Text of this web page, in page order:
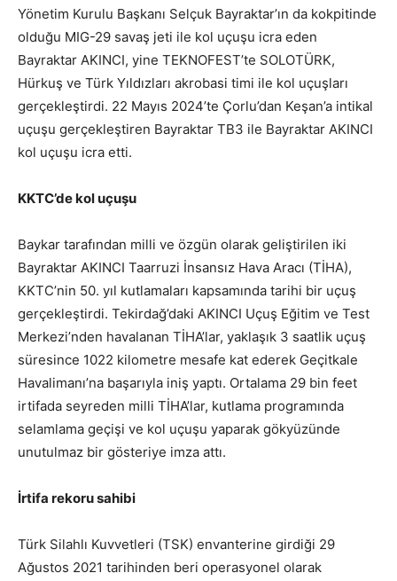
Yönetim Kurulu Başkanı Selçuk Bayraktar’ın da kokpitinde
olduğu MIG-29 savaş jeti ile kol uçuşu icra eden
Bayraktar AKINCI, yine TEKNOFEST’te SOLOTÜRK,
Hürkuş ve Türk Yıldızları akrobasi timi ile kol uçuşları
gerçekleştirdi. 22 Mayıs 2024’te Çorlu’dan Keşan’a intikal
uçuşu gerçekleştiren Bayraktar TB3 ile Bayraktar AKINCI
kol uçuşu icra etti.
KKTC’de kol uçuşu
Baykar tarafından milli ve özgün olarak geliştirilen iki
Bayraktar AKINCI Taarruzi İnsansız Hava Aracı (TİHA),
KKTC’nin 50. yıl kutlamaları kapsamında tarihi bir uçuş
gerçekleştirdi. Tekirdağ’daki AKINCI Uçuş Eğitim ve Test
Merkezi’nden havalanan TİHA’lar, yaklaşık 3 saatlik uçuş
süresince 1022 kilometre mesafe kat ederek Geçitkale
Havalimanı’na başarıyla iniş yaptı. Ortalama 29 bin feet
irtifada seyreden milli TİHA’lar, kutlama programında
selamlama geçişi ve kol uçuşu yaparak gökyüzünde
unutulmaz bir gösteriye imza attı.
İrtifa rekoru sahibi
Türk Silahlı Kuvvetleri (TSK) envanterine girdiği 29
Ağustos 2021 tarihinden beri operasyonel olarak